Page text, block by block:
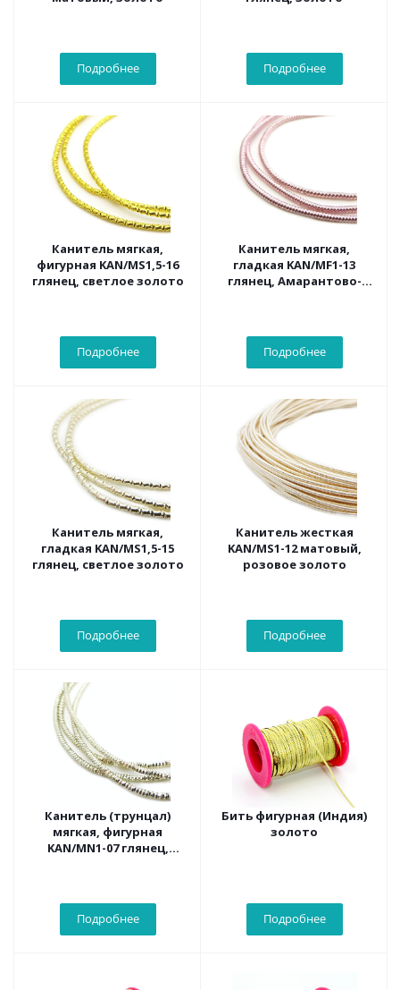
Подробнее Подробнее
Канитель мягкая,
фигурная KAN/MS1,5-16
глянец, светлое золото
Подробнее
Канитель мягкая,
гладкая KAN/MF1-13
глянец, Амарантово-
Подробнее
Канитель мягкая,
гладкая KAN/MS1,5-15
глянец, светлое золото
Подробнее
Канитель жесткая
KAN/MS1-12 матовый,
розовое золото
Подробнее
Канитель (трунцал)
мягкая, фигурная
KAN/MN1-07 глянец,
Подробнее
Бить фигурная (Индия)
золото
Подробнее